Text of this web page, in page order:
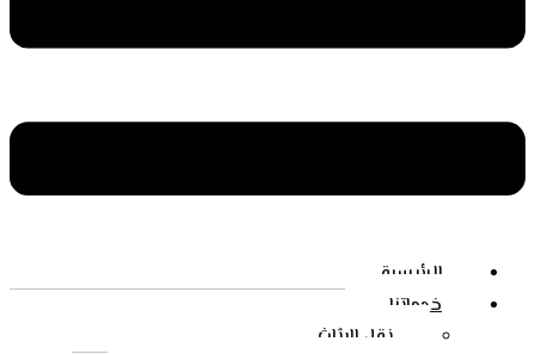
الرئيسية
خدماتنا
نقل الاثاث